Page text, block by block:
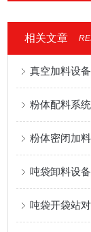
相关文章
真空加料设
粉体配料系
粉体密闭加
吨袋卸料设
吨袋开袋站